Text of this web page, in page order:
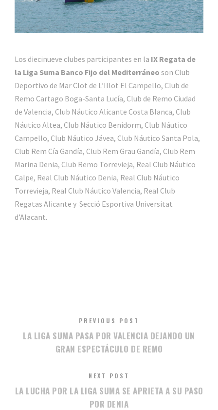
Los diecinueve clubes participantes en la IX Regata de
la Liga Suma Banco Fijo del Mediterráneo son Club
Deportivo de Mar Clot de L’Illot El Campello, Club de
Remo Cartago Boga-Santa Lucía, Club de Remo Ciudad
de Valencia, Club Náutico Alicante Costa Blanca, Club
Náutico Altea, Club Náutico Benidorm, Club Náutico
Campello, Club Náutico Jávea, Club Náutico Santa Pola,
Club Rem Cía Gandía, Club Rem Grau Gandía, Club Rem
Marina Denia, Club Remo Torrevieja, Real Club Náutico
Calpe, Real Club Náutico Denia, Real Club Náutico
Torrevieja, Real Club Náutico Valencia, Real Club
Regatas Alicante y Secció Esportiva Universitat
d’Alacant.
PREVIOUS POST
LA LIGA SUMA PASA POR VALENCIA DEJANDO UN
GRAN ESPECTÁCULO DE REMO
NEXT POST
LA LUCHA POR LA LIGA SUMA SE APRIETA A SU PASO
POR DENIA